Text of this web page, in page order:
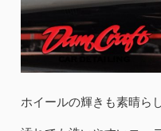
ホイールの輝きも素晴ら